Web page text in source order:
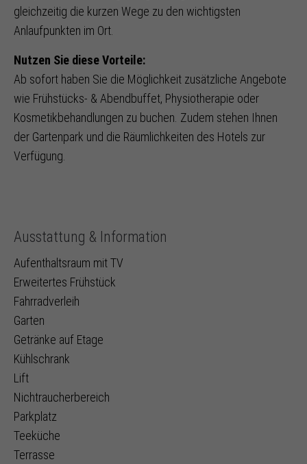
gleichzeitig die kurzen Wege zu den wichtigsten
Anlaufpunkten im Ort.
Nutzen Sie diese Vorteile:
Ab sofort haben Sie die Möglichkeit zusätzliche Angebote
wie Frühstücks- & Abendbuffet, Physiotherapie oder
Kosmetikbehandlungen zu buchen. Zudem stehen Ihnen
der Gartenpark und die Räumlichkeiten des Hotels zur
Verfügung.
Ausstattung & Information
Aufenthaltsraum mit TV
Erweitertes Frühstück
Fahrradverleih
Garten
Getränke auf Etage
Kühlschrank
Lift
Nichtraucherbereich
Parkplatz
Teeküche
Terrasse